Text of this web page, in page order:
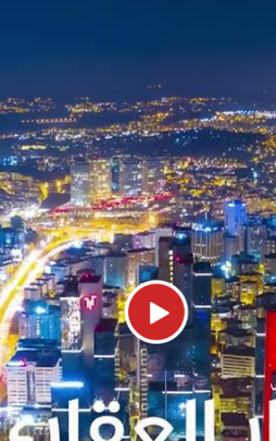
الضخمة
التي أثرت في تطوير
خطة الدفع